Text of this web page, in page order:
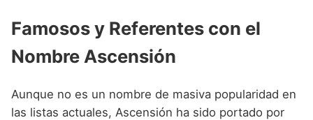
Famosos y Referentes con el
Nombre Ascensión
Aunque no es un nombre de masiva popularidad en
las listas actuales, Ascensión ha sido portado por